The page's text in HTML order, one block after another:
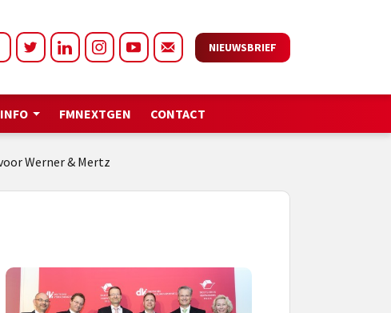
NIEUWSBRIEF
INFO FMNEXTGEN CONTACT
Werner & Mertz